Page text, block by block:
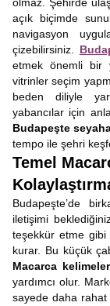
açık biçimde
navigasyon
çizebilirsiniz.
etmek önemli bir
vitrinler seçim
beden diliyle
yabancılar için
Budapeşte
tempo ile şehri
Temel
Budapeşte’de
iletişimi
teşekkür etme gibi
kurar. Bu küçük
Macarca kelimeler
yardımcı olur.
sayede daha rahat